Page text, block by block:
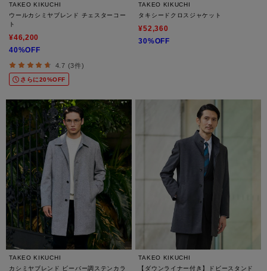
TAKEO KIKUCHI
ウールカシミヤブレンド チェスターコー
ト
¥46,200
40%OFF
4.7 (3件)
さらに20%OFF
TAKEO KIKUCHI
タキシードクロスジャケット
¥52,360
30%OFF
TAKEO KIKUCHI
カシミヤブレンド ビーバー調ステンカラ
TAKEO KIKUCHI
【ダウンライナー付き】ドビースタンド